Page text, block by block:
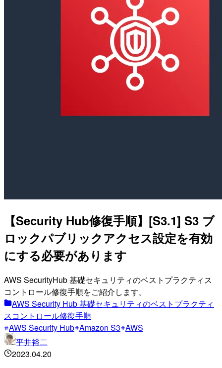
【Security Hub修復手順】[S3.1] S3 ブ
ロックパブリックアクセス設定を有効
にする必要があります
AWS SecurityHub 基礎セキュリティのベストプラクティス
コントロール修復手順をご紹介します。
AWS Security Hub 基礎セキュリティのベストプラクティ
スコントロール修復手順
AWS Security Hub Amazon S3 AWS
平井裕二
2023.04.20